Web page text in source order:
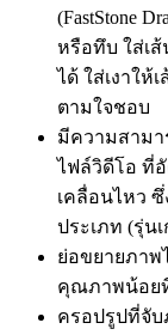
(FastStone
หรือทึบ ใส่เส้
ได้ ใส่เงาใ
ตามใจชอบ
มีความสามา
ไฟล์วิดีโอ ที่
เคลื่อนไหว
ประเภท (รุ่น
ย่อขยายภาพ
คุณภาพน้อย
ครอปรูปที่จับ